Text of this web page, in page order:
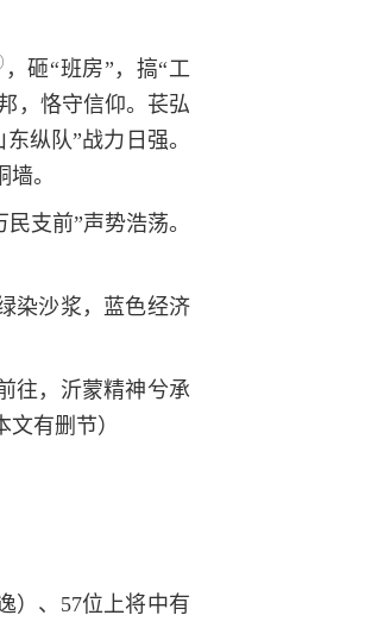
，砸“班房”，搞“工
，恪守信仰。苌弘
纵队”战力日强。
。
支前”声势浩荡。
染沙浆，蓝色经济
往，沂蒙精神兮承
有删节）
）、57位上将中有